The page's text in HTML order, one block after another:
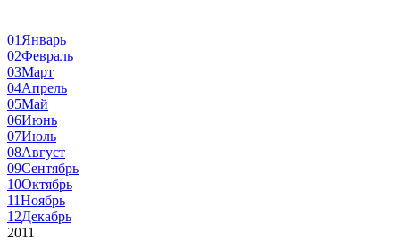
01 Январь
02Февраль
03Март
04Апрель
05Май
06Июнь
07Июль
08Август
09Сентябрь
10Октябрь
11Ноябрь
12Декабрь
2011